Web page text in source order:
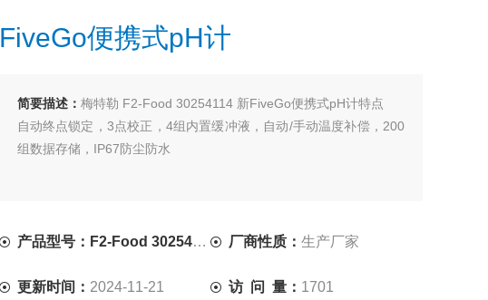
FiveGo便携式pH计
简要描述： 梅特勒 F2-Food 30254114 新FiveGo便携式pH计特点
自动终点锁定，3点校正，4组内置缓冲液，自动/手动温度补偿，200
组数据存储，IP67防尘防水
产品型号：F2-Food 30254114 厂商性质：生产厂家
更新时间： 2024-11-21 访 问 量： 1701